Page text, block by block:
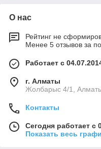
О нас
Рейтинг не
Менее 5 отзывов за
Работает с
г. Алматы
Жолбарыс 4/1,
Контакты
Сегодня работает с
Показать весь